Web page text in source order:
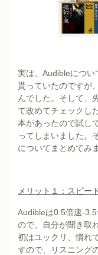
実は、Audibleについ
貰っていたのですが
んでした。そして、
て改めてチェックし
本があったので試し
ってしまいました。
についてまとめてみ
メリット１：スピー
Audibleは0.5倍速-
ので、自分が聞き取
初はユックリ、慣れ
すので、リスニング